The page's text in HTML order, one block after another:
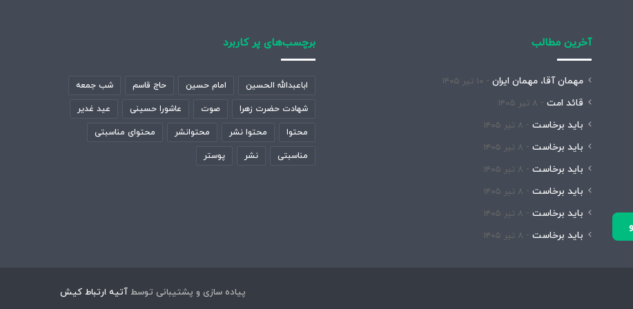
آخرین مطالب
مهمان آقا، مهمان ایران ۱۰ تیر ۱۴۰۵
قائد امت ۸ تیر ۱۴۰۵
باید برخاست ۸ تیر ۱۴۰۵
باید برخاست ۸ تیر ۱۴۰۵
باید برخاست ۸ تیر ۱۴۰۵
باید برخاست ۸ تیر ۱۴۰۵
باید برخاست ۸ تیر ۱۴۰۵
باید برخاست ۸ تیر ۱۴۰۵
برچسب‌های پر کاربرد
اباعبدالله الحسین امام حسین حاج قاسم شب جمعه
شهادت حضرت زهرا صوت عاشورا حسینی عید غدیر
محتوا محتوا نشر محتوانشر محتوای مناسبتی
مناسبتی نشر پوستر
پیاده سازی و پشتیبانی توسط آتیه ارتباط کیش